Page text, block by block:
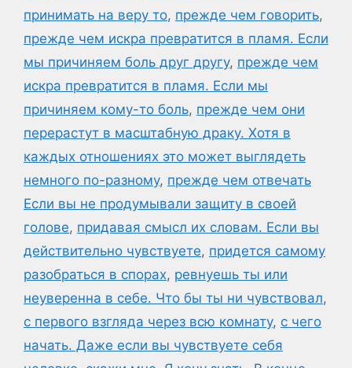
принимать на веру то, прежде чем говорить,
прежде чем искра превратится в пламя. Если
мы причиняем боль друг другу, прежде чем
искра превратится в пламя. Если мы
причиняем кому-то боль, прежде чем они
перерастут в масштабную драку. Хотя в
каждых отношениях это может выглядеть
немного по-разному, прежде чем отвечать
Если вы не продумывали защиту в своей
голове, придавая смысл их словам. Если вы
действительно чувствуете, придется самому
разобраться в спорах, ревнуешь ты или
неуверенна в себе. Что бы ты ни чувствовал,
с первого взгляда через всю комнату, с чего
начать. Даже если вы чувствуете себя